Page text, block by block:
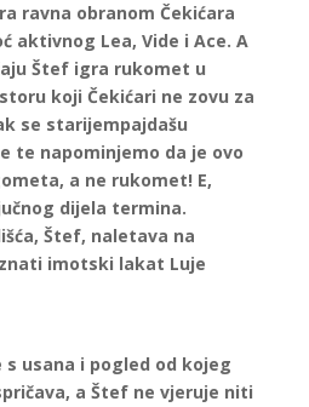
ravna obranom Čekićara
aktivnog Lea, Vide i Ace. A
Štef igra rukomet u
koji Čekićari ne zovu za
se starijempajdašu
te napominjemo da je ovo
a ne rukomet! E,
dijela termina.
Štef, naletava na
imotski lakat Luje
s usana i pogled od kojeg
a Štef ne vjeruje niti